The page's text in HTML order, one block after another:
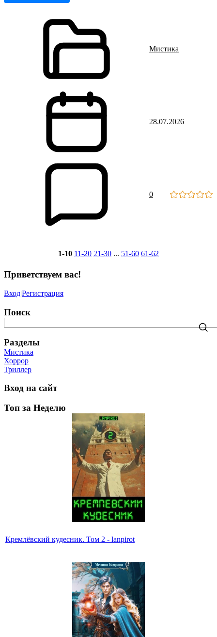
Мистика
28.07.2026
0
1-10 11-20 21-30 ... 51-60 61-62
Приветствуем вас!
Вход|Регистрация
Поиск
Разделы
Мистика
Хоррор
Триллер
Вход на сайт
Топ за Неделю
Кремлёвский кудесник. Том 2 - lanpirot